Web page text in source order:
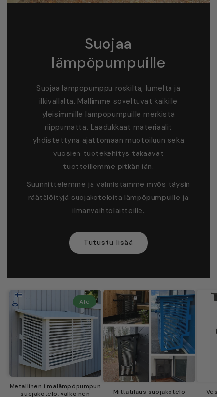
Suojaa
lämpöpumpuille
Suojaa lämpöpumppu roskilta, lumelta ja
ilkivallalta. Mallimme soveltuvat kaikille
yleisimmille lämpöpumpuille merkistä
riippumatta. Laadukkaat materiaalit
yhdistettynä ajattomaan muotoiluun sekä
vuosien tuotekehitys takaavat
tuotteillemme pitkän iän.
Suunnittelemme ja valmistamme myös täysin
räätälöityjä suojakoteloita lämpöpumpuille ja
ilmanvaihtolaitteille.
Tutustu lisää
Ale
Metallinen ilmalämpöpumpun
suojakotelo, valkoinen
Mittatilaus suojakotelo